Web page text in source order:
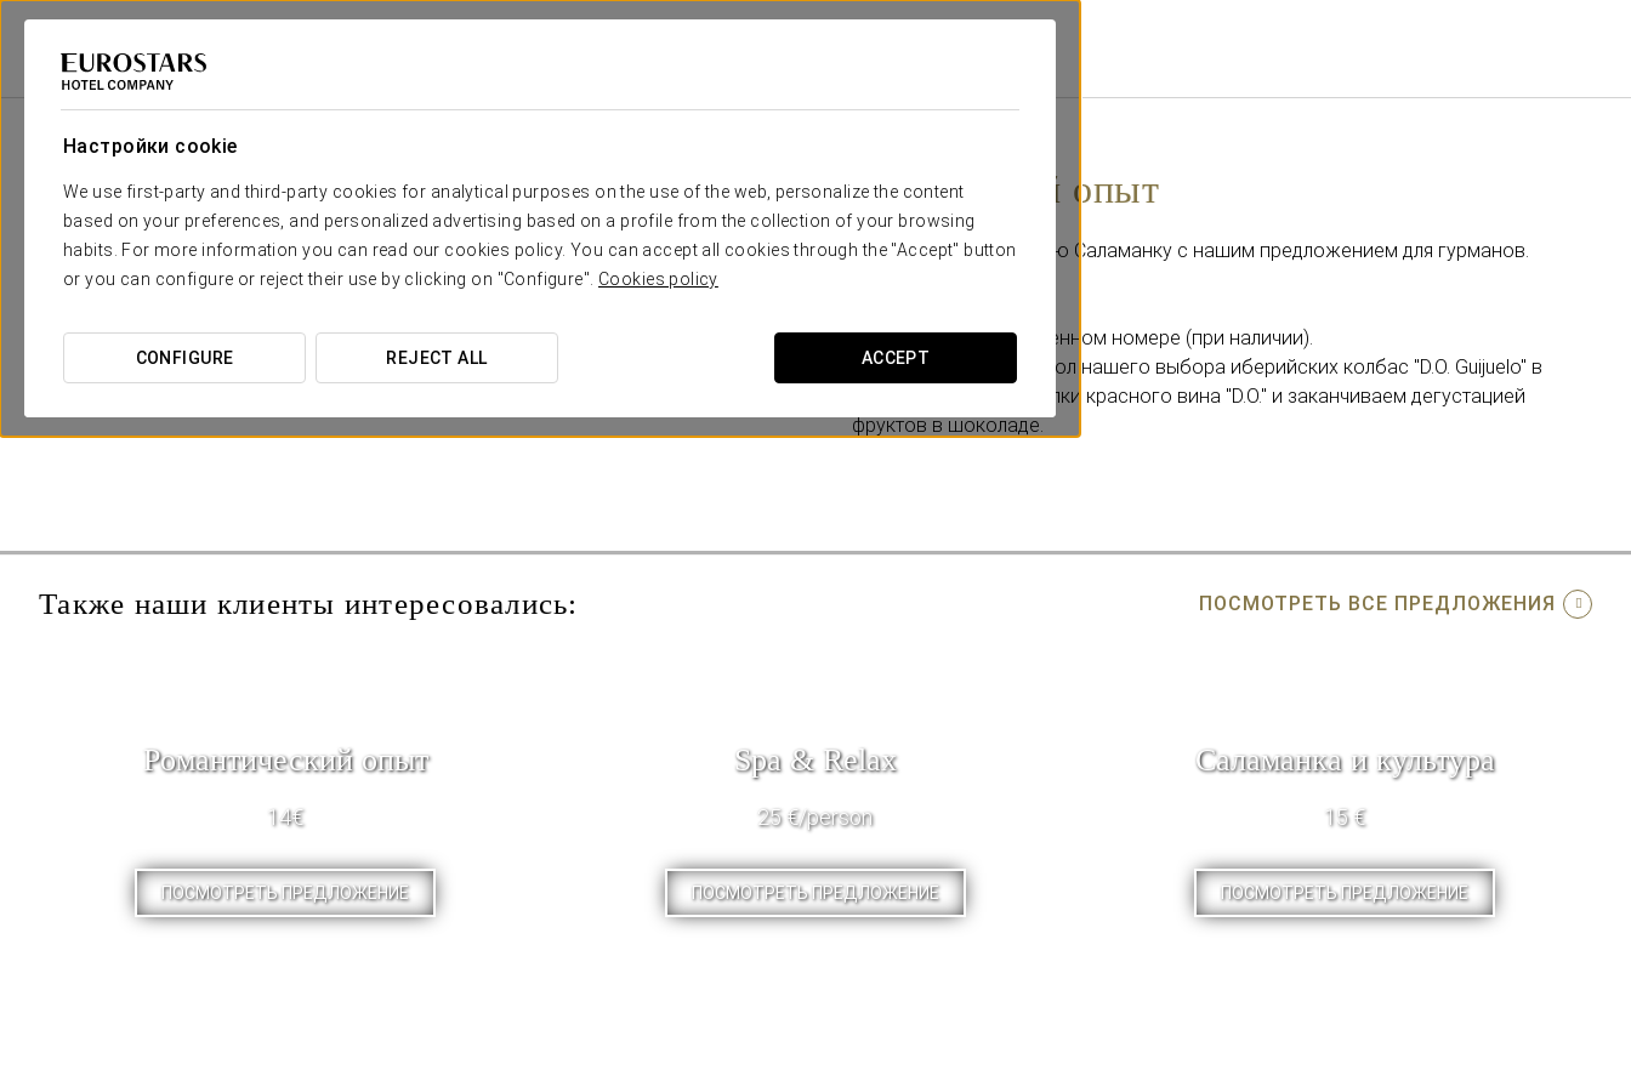
Настройки cookie
We use first-party and third-party cookies for analytical purposes on the use of the web, personalize the content
based on your preferences, and personalized advertising based on a profile from the collection of your browsing
habits. For more information you can read our cookies policy. You can accept all cookies through the "Accept" button
or you can configure or reject their use by clicking on "Configure". Cookies policy
CONFIGURE REJECT ALL ACCEPT
Eurostars Hotel Company
Гурманский опыт
Попробуйте настоящую Саламанку с нашим предложением для гурманов.
-Размещение в улучшенном номере (при наличии).
-Дегустация в зале: стол нашего выбора иберийских колбас "D.O. Guijuelo" в
сопровождении бутылки красного вина "D.O." и заканчиваем дегустацией
фруктов в шоколаде.
Также наши клиенты интересовались: ПОСМОТРЕТЬ ВСЕ ПРЕДЛОЖЕНИЯ
Pомантический опыт
14€
ПОСМОТРЕТЬ ПРЕДЛОЖЕНИЕ
Spa & Relax
25 €/person
ПОСМОТРЕТЬ ПРЕДЛОЖЕНИЕ
Саламанка и культура
15 €
ПОСМОТРЕТЬ ПРЕДЛОЖЕНИЕ